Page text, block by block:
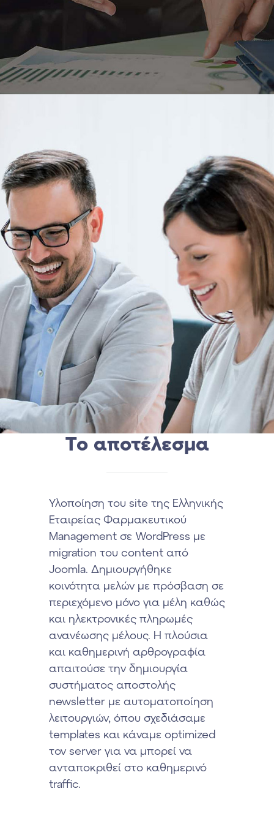
Το αποτέλεσμα
Υλοποίηση του site της Ελληνικής
Εταιρείας Φαρμακευτικού
Management σε WordPress με
migration του content από
Joomla. Δημιουργήθηκε
κοινότητα μελών με πρόσβαση σε
περιεχόμενο μόνο για μέλη καθώς
και ηλεκτρονικές πληρωμές
ανανέωσης μέλους. Η πλούσια
και καθημερινή αρθρογραφία
απαιτούσε την δημιουργία
συστήματος αποστολής
newsletter με αυτοματοποίηση
λειτουργιών, όπου σχεδιάσαμε
templates και κάναμε optimized
τον server για να μπορεί να
ανταποκριθεί στο καθημερινό
traffic.